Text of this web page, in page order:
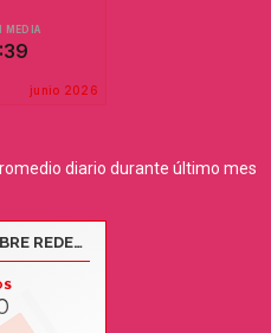
diario durante último mes